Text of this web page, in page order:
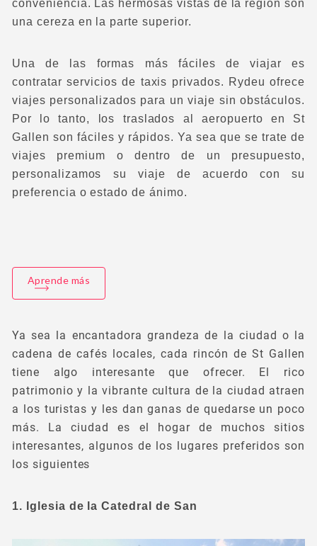
conveniencia. Las hermosas vistas de la región son
una cereza en la parte superior.
Una de las formas más fáciles de viajar es
contratar servicios de taxis privados. Rydeu ofrece
viajes personalizados para un viaje sin obstáculos.
Por lo tanto, los traslados al aeropuerto en St
Gallen son fáciles y rápidos. Ya sea que se trate de
viajes premium o dentro de un presupuesto,
personalizamos su viaje de acuerdo con su
preferencia o estado de ánimo.
Aprende más
Ya sea la encantadora grandeza de la ciudad o la
cadena de cafés locales, cada rincón de St Gallen
tiene algo interesante que ofrecer. El rico
patrimonio y la vibrante cultura de la ciudad atraen
a los turistas y les dan ganas de quedarse un poco
más. La ciudad es el hogar de muchos sitios
interesantes, algunos de los lugares preferidos son
los siguientes
1. Iglesia de la Catedral de San